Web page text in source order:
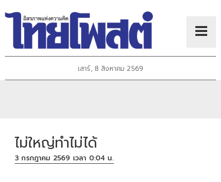
เสาร์, 8 สิงหาคม 2569
ไม่ใหญ่ทําไม่ได้
3 กรกฎาคม 2569 เวลา 0:04 น.